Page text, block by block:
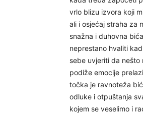
vrlo blizu izvora koji
ali i osjećaj straha za
snažna i duhovna
neprestano hvaliti
sebe uvjeriti da nešto
podiže emocije
točka je ravnoteža
odluke i otpuštanja
kojem se veselimo i